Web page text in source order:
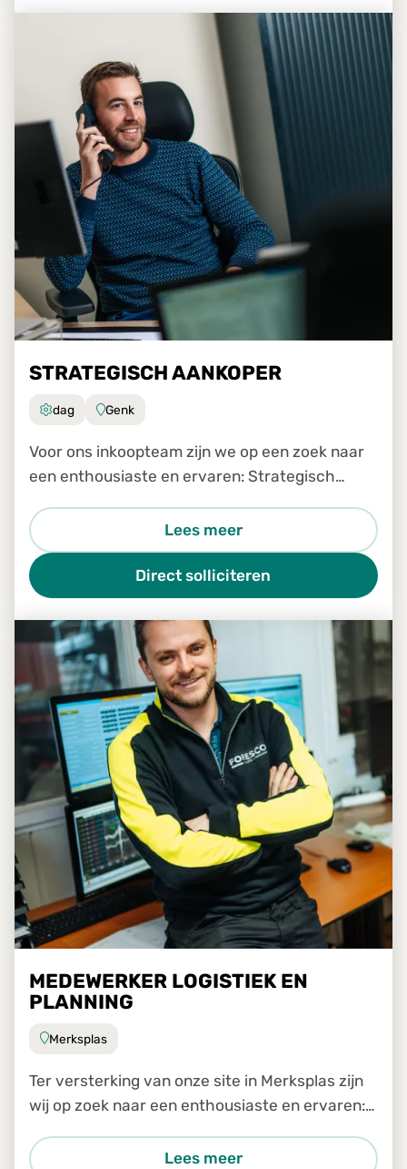
STRATEGISCH AANKOPER
dag Genk
Voor ons inkoopteam zijn we op een zoek naar
een enthousiaste en ervaren: Strategisch
Lees meer
Direct solliciteren
MEDEWERKER LOGISTIEK EN
PLANNING
Merksplas
Ter versterking van onze site in Merksplas zijn
wij op zoek naar een enthousiaste en ervaren:
Lees meer